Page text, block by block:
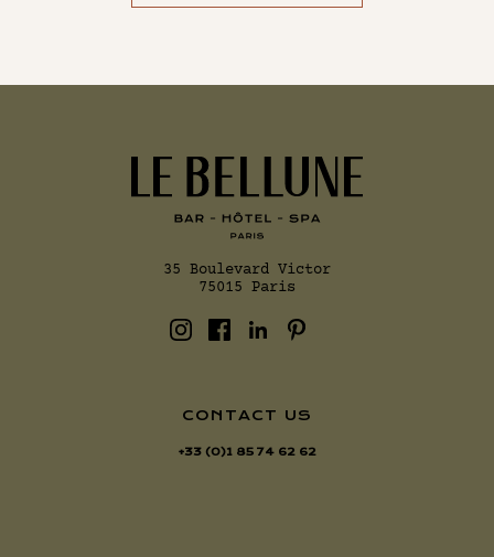
35 Boulevard Victor
75015 Paris
CONTACT US
+33 (0)1 85 74 62 62